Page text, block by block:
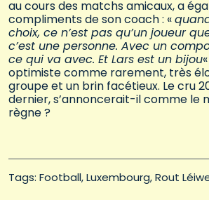
au cours des matchs amicaux, a
compliments de son coach : «
choix, ce n’est pas qu’un joueur
c’est une personne. Avec un
ce qui va avec. Et Lars est un bijou
optimiste comme rarement, très
groupe et un brin facétieux. Le cru
dernier, s’annoncerait-il comme le
règne ?
Tags: Football Luxembourg Rout